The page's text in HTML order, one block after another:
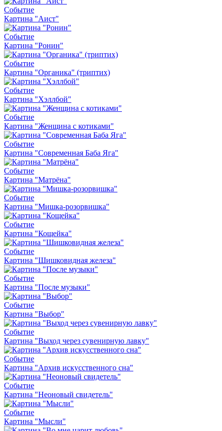
Событие
Картина "Аист"
Событие
Картина "Ронин"
Событие
Картина "Органика" (триптих)
Событие
Картина "Хэллбой"
Событие
Картина "Женщина с котиками"
Событие
Картина "Современная Баба Яга"
Событие
Картина "Матрёна"
Событие
Картина "Мишка-розорвишка"
Событие
Картина "Кощейка"
Событие
Картина "Шишковидная железа"
Событие
Картина "После музыки"
Событие
Картина "Выбор"
Событие
Картина "Выход через сувенирную лавку"
Событие
Картина "Архив искусственного сна"
Событие
Картина "Неоновый свидетель"
Событие
Картина "Мысли"